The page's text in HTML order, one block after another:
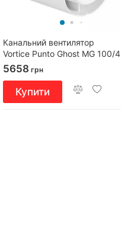
Канальний вентилятор
Vortice Punto Ghost MG 100/4
LL T
5658 грн
Купити